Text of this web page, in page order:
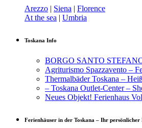
Arezzo | Siena | Florence
At the sea | Umbria
Toskana Info
BORGO SANTO
Agriturismo Spazzavento –
Thermalbäder Toskana –
– Toskana Outlet-Center –
Neues Objekt! Ferienhaus
Ferienhäuser in der Toskana – Ihr